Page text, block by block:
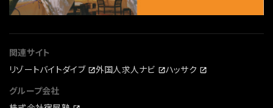
関連サイト
リゾートバイトダイブ
外国人求人ナビ
ハッサク
グループ会社